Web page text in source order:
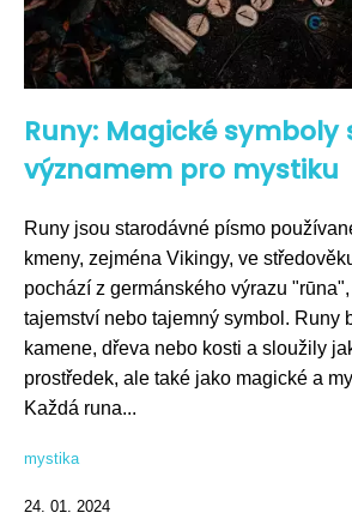
Runy: Magické
významem pro mystiku
Runy jsou starodávné písmo
kmeny, zejména Vikingy, ve
pochází z germánského výrazu
tajemství nebo tajemný symbol. Runy
kamene, dřeva nebo kosti a sloužily
prostředek, ale také jako magické a
Každá runa...
mystika
24. 01. 2024